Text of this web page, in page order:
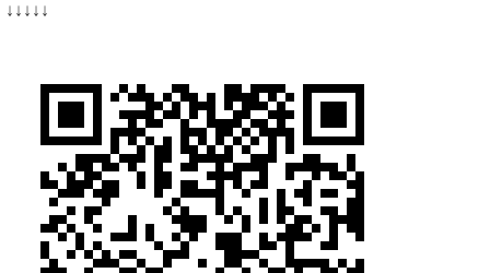
↓↓↓↓↓